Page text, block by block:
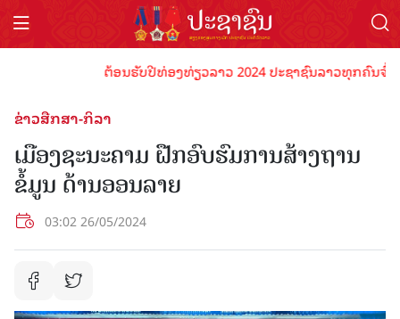
ຕ້ອນຮັບປີທ່ອງທ່ຽວລາວ 2024 ປະຊາຊົນລາວທຸກຄົນຈົ່ງ
ຂ່າວສືກສາ-ກິລາ
ເມືອງຊະນະຄາມ ຝືກອົບຮົມການສ້າງຖານ
ຂໍ້ມູນ ດ້ານອອນລາຍ
03:02 26/05/2024